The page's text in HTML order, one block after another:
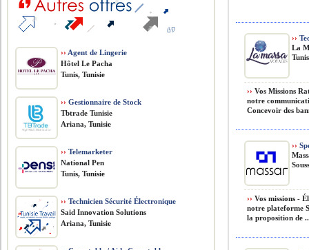
››
La
›› Vos Missions
notre
Concevoir des
››
›› Vos missions -
notre plateforme
la proposition de
›› Agent de Lingerie
Hôtel Le Pacha
Tunis, Tunisie
›› Gestionnaire de Stock
Tbtrade Tunisie
Ariana, Tunisie
›› Telemarketer
National Pen
Tunis, Tunisie
›› Technicien Sécurité Électronique
Said Innovation Solutions
Ariana, Tunisie